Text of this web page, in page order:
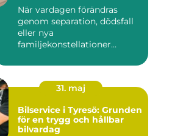
När vardagen förändras
genom separation, dödsfall
eller nya
familjekonstellationer
31. maj
Bilservice i Tyresö: Grunden
för en trygg och hållbar
bilvardag